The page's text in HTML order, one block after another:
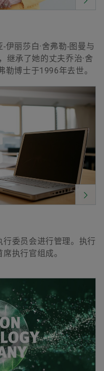
伊丽莎白·舍弗勒-图曼与
继承了她的丈夫乔治·舍
勒博士于1996年去世。
委员会进行管理。执行
执行官组成。